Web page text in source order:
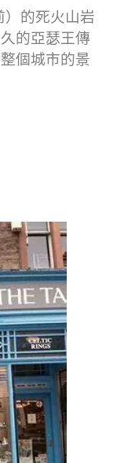
）的死火山岩
的亞瑟王傳
個城市的景